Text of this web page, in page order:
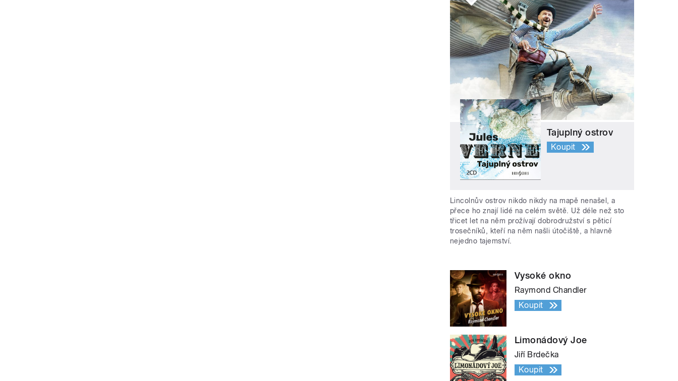
Tajuplný ostrov
Koupit
Lincolnův ostrov nikdo nikdy na mapě nenašel, a
přece ho znají lidé na celém světě. Už déle než sto
třicet let na něm prožívají dobrodružství s pěticí
trosečníků, kteří na něm našli útočiště, a hlavně
nejedno tajemství.
Vysoké okno
Raymond Chandler
Koupit
Limonádový Joe
Jiří Brdečka
Koupit